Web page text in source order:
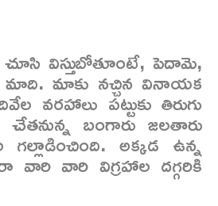
విస్తుబోతూంటే, పెదామె,
మాది. మాకు నచ్చిన వినాయక
వరహాలు పట్టుకు తిరుగు
బంగారు జలతారు
గల్లాడించింది. అక్కడ ఉన్న
వారి వారి విగ్రహాల దగ్గరికి